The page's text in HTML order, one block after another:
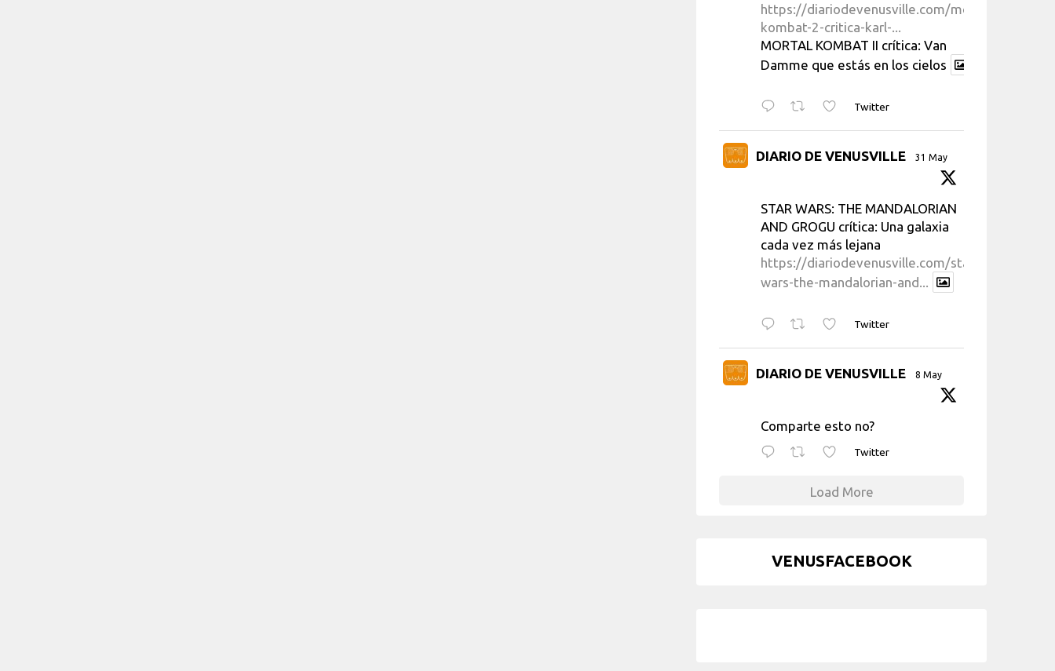
https://diariodevenusville.com/mortal-
kombat-2-critica-karl-...
MORTAL KOMBAT II crítica: Van
Damme que estás en los cielos
Twitter
DIARIO DE VENUSVILLE 31 May
STAR WARS: THE MANDALORIAN
AND GROGU crítica: Una galaxia
cada vez más lejana
https://diariodevenusville.com/star-
wars-the-mandalorian-and...
Twitter
DIARIO DE VENUSVILLE 8 May
Comparte esto no?
Twitter
Load More
VENUSFACEBOOK